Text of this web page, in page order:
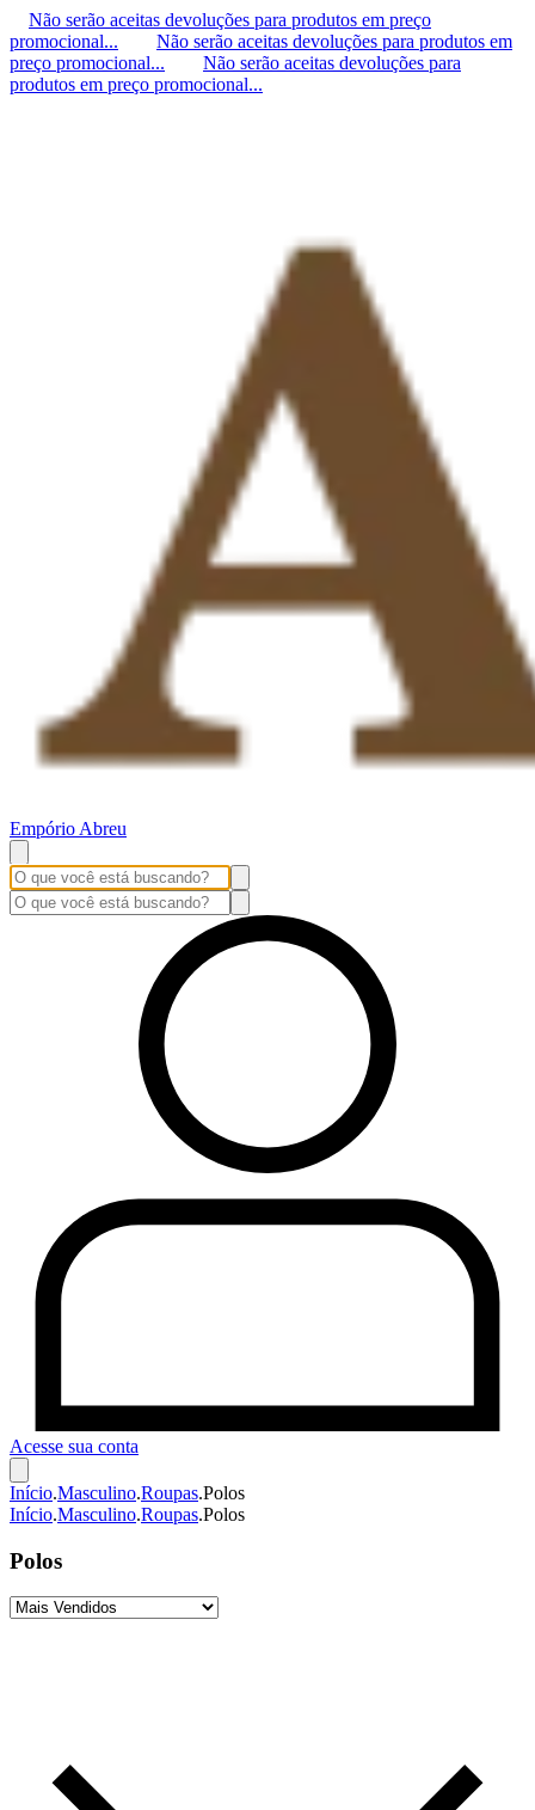
Não serão aceitas devoluções para produtos em preço
promocional...
Não serão aceitas devoluções para produtos em
preço promocional...
Não serão aceitas devoluções para
produtos em preço promocional...
Empório Abreu
Acesse sua conta
Início.Masculino.Roupas.Polos
Início.Masculino.Roupas.Polos
Polos